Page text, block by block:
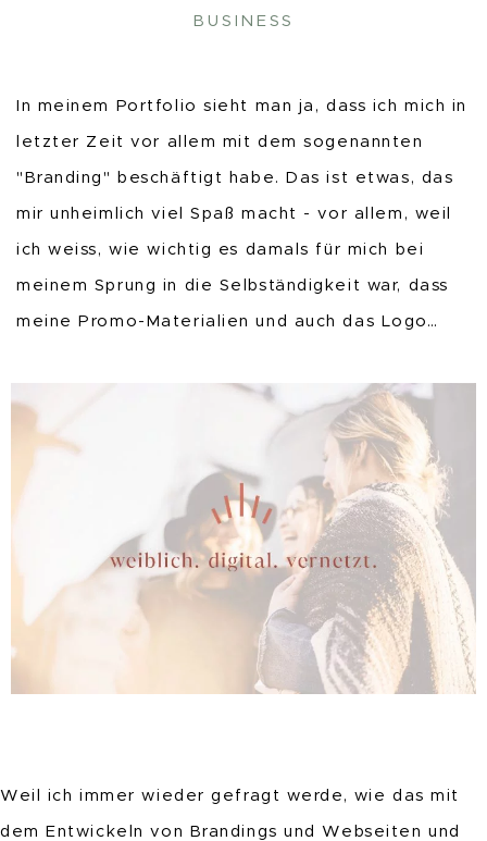
BUSINESS
In meinem Portfolio sieht man ja, dass ich mich in
letzter Zeit vor allem mit dem sogenannten
"Branding" beschäftigt habe. Das ist etwas, das
mir unheimlich viel Spaß macht - vor allem, weil
ich weiss, wie wichtig es damals für mich bei
meinem Sprung in die Selbständigkeit war, dass
meine Promo-Materialien und auch das Logo…
Weil ich immer wieder gefragt werde, wie das mit
dem Entwickeln von Brandings und Webseiten und